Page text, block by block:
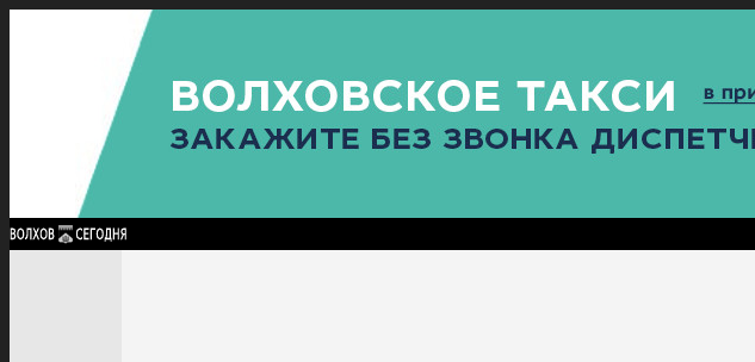
ГЛАВНАЯ ПОЛИТИКАПРОИСШЕСТВИЯПРОКУРАТУРА СПОРТ КУЛЬТУРАПОСЕЛЕНИЯ ГЛАВНАЯ
ПОЛИТИКА
КУЛЬТУРА
ПОСЕЛЕНИЯ